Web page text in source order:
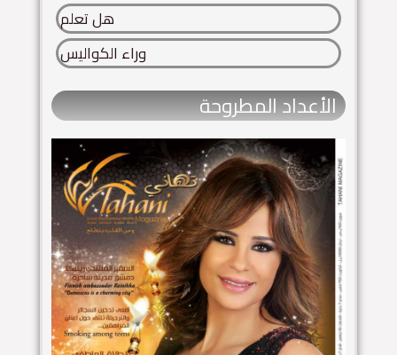
هل تعلم
وراء الكواليس
الأعداد المطروحة​